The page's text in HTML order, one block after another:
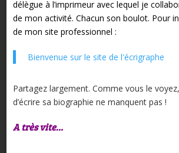
délègue à l’imprimeur avec lequel je
de mon activité. Chacun son boulot. Pour
de mon site professionnel :
Bienvenue sur le site de l'écrigraphe
Partagez largement. Comme vous le
d’écrire sa biographie ne manquent pas !
A très vite…